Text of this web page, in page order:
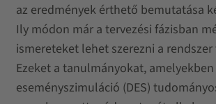
az eredmények érthető bemutatása
Ily módon már a tervezési fázisban
ismereteket lehet szerezni a
Ezeket a tanulmányokat,
eseményszimuláció (DES)